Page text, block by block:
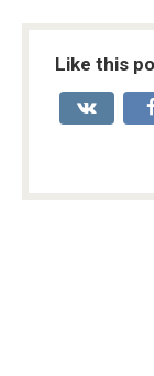
Like this